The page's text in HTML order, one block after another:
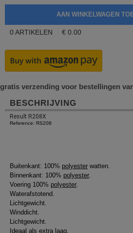
0 ARTIKELEN € 0.00
gratis verzending voor bestellingen
BESCHRIJVING
Result R208X
Reference: RS208
Buitenkant: 100% polyester watten.
Binnenkant: 100% polyester.
Voering 100% polyester.
Waterafstotend.
Lichtgewicht.
Winddicht.
Lichtgewicht.
Ideaal als extra laag.